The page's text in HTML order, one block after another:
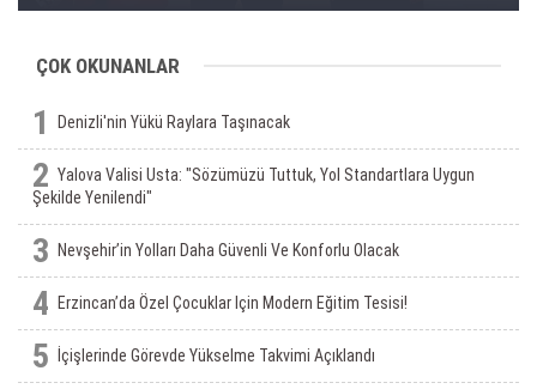
ÇOK OKUNANLAR
1 Denizli'nin Yükü Raylara Taşınacak
2 Yalova Valisi Usta: "Sözümüzü Tuttuk, Yol Standartlara Uygun
Şekilde Yenilendi"
3 Nevşehir’in Yolları Daha Güvenli Ve Konforlu Olacak
4 Erzincan’da Özel Çocuklar Için Modern Eğitim Tesisi!
5 İçişlerinde Görevde Yükselme Takvimi Açıklandı